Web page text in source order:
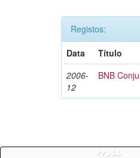
Registos:
Data
Título
2006-
12
BNB